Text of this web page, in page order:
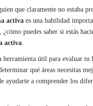
que claramente no estaba
activa es una habilidad
puedes saber si estás
activa.
herramienta útil para evaluar tu
qué áreas necesitas
ayudarte a comprender los